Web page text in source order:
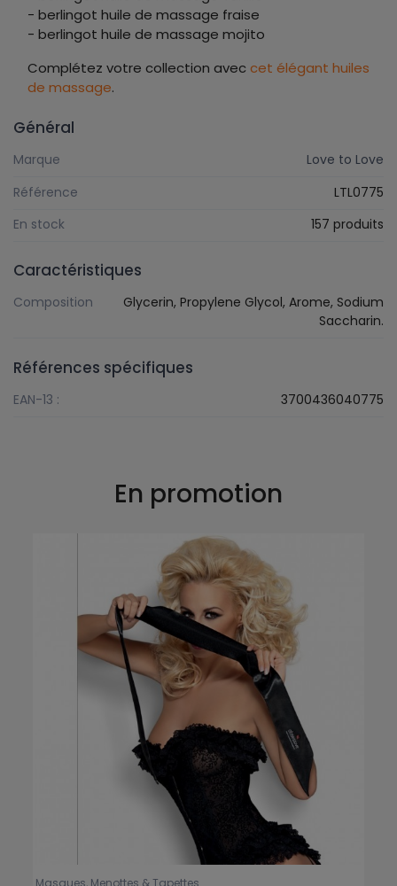
- berlingot huile de massage fraise
- berlingot huile de massage mojito
Complétez votre collection aveccet élégant huiles
de massage.
Général
Marque
Love to Love
Référence
LTL0775
En stock
157 produits
Caractéristiques
Composition
Glycerin, Propylene Glycol, Arome, Sodium
Saccharin.
Références spécifiques
EAN-13 : 3700436040775
En promotion